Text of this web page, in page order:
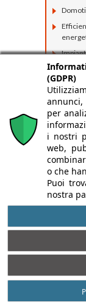
(GDPR)
per
i nostri
web,
o che
Puoi
nostra